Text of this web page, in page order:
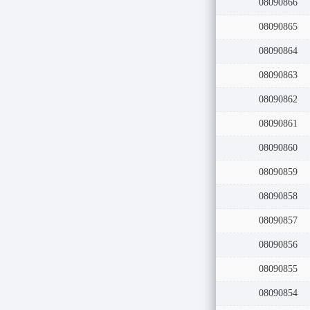
08090866
08090865
08090864
08090863
08090862
08090861
08090860
08090859
08090858
08090857
08090856
08090855
08090854